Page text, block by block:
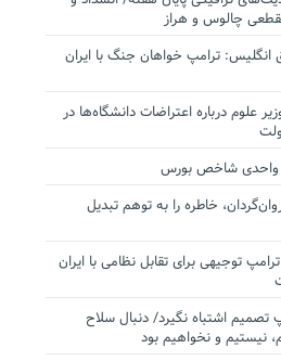
چالوس و هراز
انگلیس:‌ ترامپ خواهان جنگ با ایران
علوم درباره اعتراضات دانشگاه‌ها در
خاطره را به توهم تبدیل
توجیهی برای تقابل نظامی با ایران
تصمیم اشتباه نگیرد/ دنبال سلاح
نیستیم و نخواهیم بود